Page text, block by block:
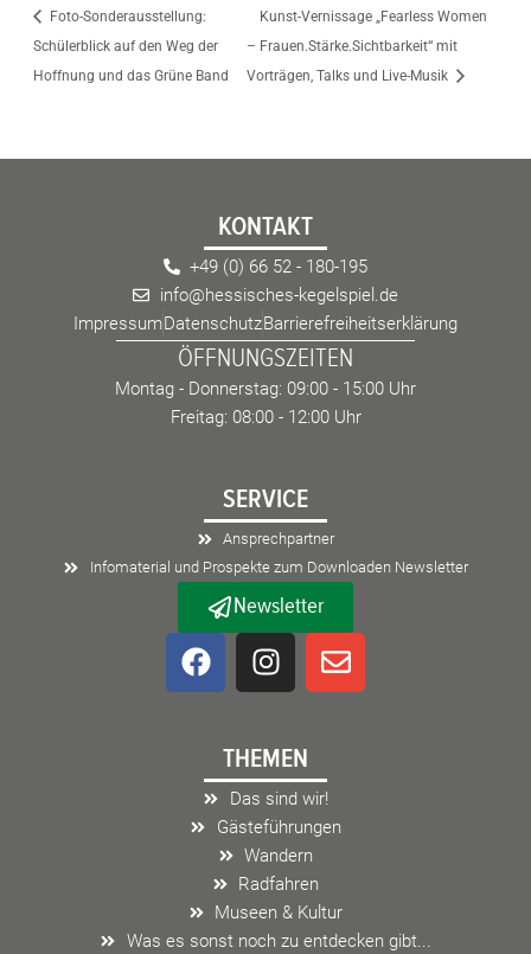
Foto-Sonderausstellung:
Schülerblick auf den Weg der
Hoffnung und das Grüne Band
Kunst-Vernissage „Fearless Women
– Frauen.Stärke.Sichtbarkeit“ mit
Vorträgen, Talks und Live-Musik
KONTAKT
+49 (0) 66 52 - 180-195
info@hessisches-kegelspiel.de
ImpressumDatenschutzBarrierefreiheitserklärung
ÖFFNUNGSZEITEN
Montag - Donnerstag: 09:00 - 15:00 Uhr
Freitag: 08:00 - 12:00 Uhr
SERVICE
Ansprechpartner
Infomaterial und Prospekte zum Downloaden Newsletter
Newsletter
F
a
o
o
I
n
a
g
r
a
m
E
n
p
THEMEN
Das sind wir!
Gästeführungen
Wandern
Radfahren
Museen & Kultur
Was es sonst noch zu entdecken gibt...